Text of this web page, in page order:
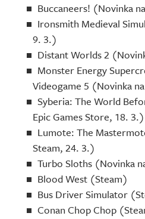
Buccaneers! (Novinka
Ironsmith Medieval
9. 3.)
Distant Worlds 2
Monster Energy
Videogame 5 (Novinka
Syberia: The World
Epic Games Store, 18. 3.)
Lumote: The
Steam, 24. 3.)
Turbo Sloths (Novinka
Blood West (Steam)
Bus Driver Simulator
Conan Chop Chop